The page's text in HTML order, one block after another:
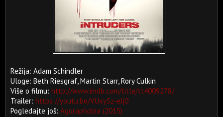
Režija: Adam Schindler
Uloge: Beth Riesgraf, Martin Starr, Rory Culkin
Više o filmu: http://www.imdb.com/title/tt4009278/
Trailer: https://youtu.be/VUxySz-eJj0
Pogledajte još: Agoraphobia (2015)